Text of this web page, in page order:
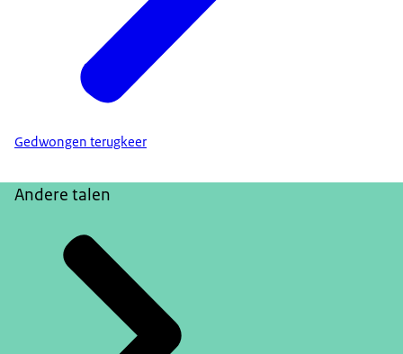
Gedwongen terugkeer
Andere talen